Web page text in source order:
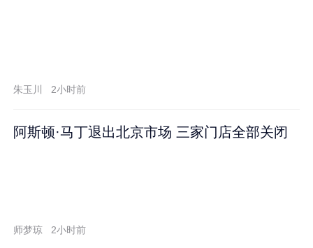
朱玉川 2小时前
阿斯顿·马丁退出北京市场 三家门店全部关闭
师梦琼 2小时前